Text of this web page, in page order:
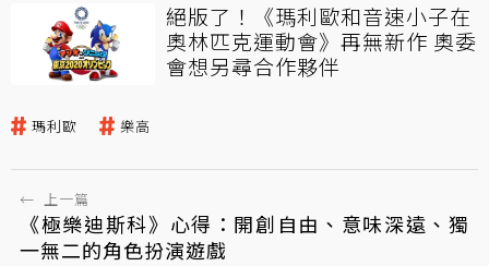
絕版了！《瑪利歐和音速小子在
奧林匹克運動會》再無新作 奧委
會想另尋合作夥伴
瑪利歐 樂高
← 上一篇
《極樂迪斯科》心得：開創自由、意味深遠、獨
一無二的角色扮演遊戲